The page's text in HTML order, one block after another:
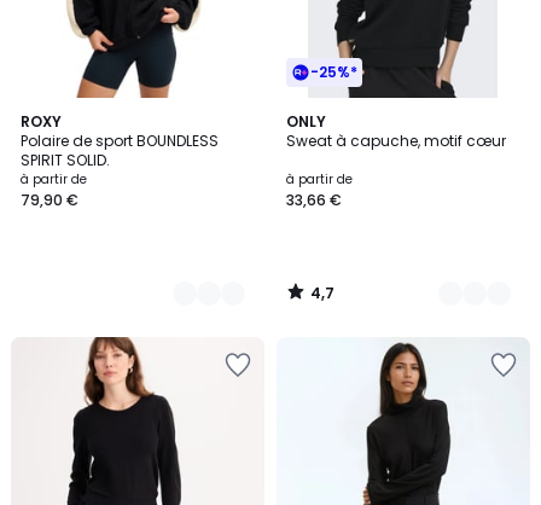
ROXY
Polaire de sport BOUNDLESS
SPIRIT SOLID.
à partir de
79,90 €
2
Couleurs
-25%*
ONLY
Sweat à capuche, motif cœur
à partir de
33,66 €
4,7
/ 5
6
Couleurs
4,7
/